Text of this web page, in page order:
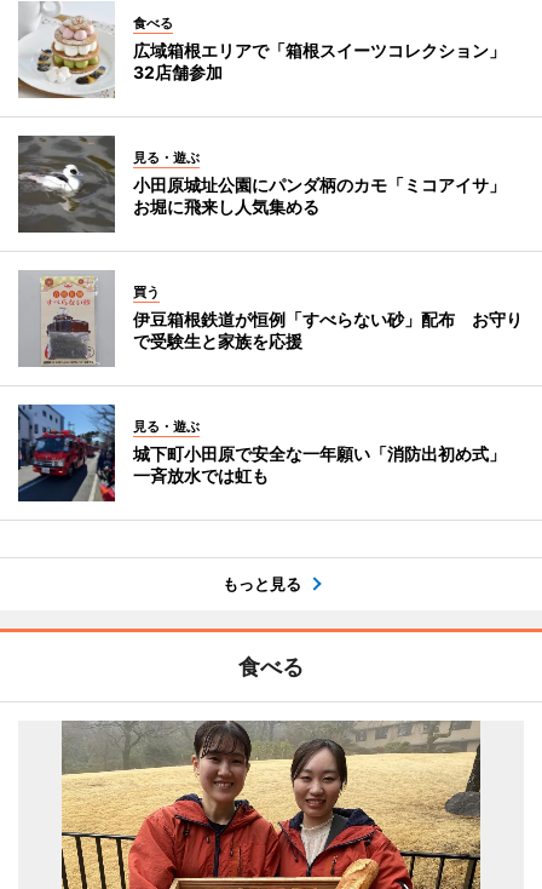
食べる
広域箱根エリアで「箱根スイーツコレクション」
32店舗参加
見る・遊ぶ
小田原城址公園にパンダ柄のカモ「ミコアイサ」
お堀に飛来し人気集める
買う
伊豆箱根鉄道が恒例「すべらない砂」配布 お守り
で受験生と家族を応援
見る・遊ぶ
城下町小田原で安全な一年願い「消防出初め式」
一斉放水では虹も
もっと見る
食べる